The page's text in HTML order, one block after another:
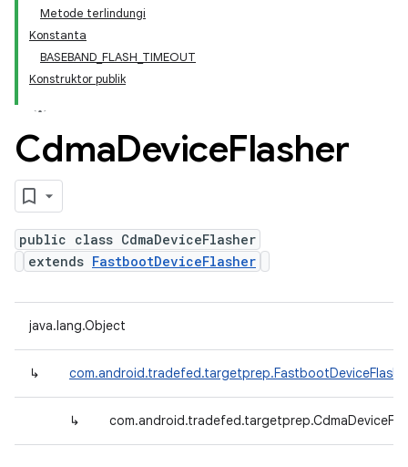
Metode terlindungi
Konstanta
BASEBAND_FLASH_TIMEOUT
Konstruktor publik
CdmaDeviceFlasher
public class CdmaDeviceFlasher
extends FastbootDeviceFlasher
java.lang.Object
↳
↳